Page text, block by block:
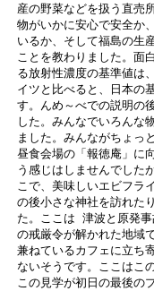
産の野菜などを扱う直売
物がいかに安心で安全か
いるか、そして福島の生
ことを教わりました。面
る放射性濃度の基準値は
イツと比べると、日本の
す。んめ～べでの説明の
した。みんなでいろんな
ました。みんながちょっ
昼食会場の「報徳庵」に
う感じはしませんでした
こで、美味しいエビフラ
の後小さな神社を訪れた
た。ここは 津波と原発
の戒厳令が解かれた地域
兼ねているカフェに立ち
ないそうです。ここはこ
この見学が初日の最後の